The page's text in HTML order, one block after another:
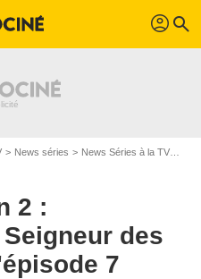
profil search
News séries News Séries à la TV
2 :
des
7